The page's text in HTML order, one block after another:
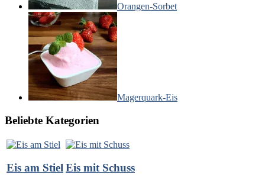
Orangen-Sorbet
Magerquark-Eis
Beliebte Kategorien
Eis am Stiel Eis mit Schuss